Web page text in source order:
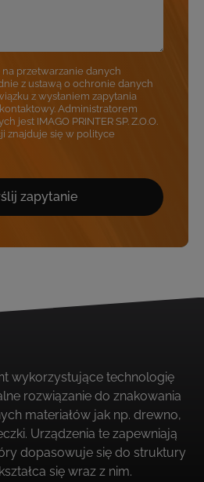
przetwarzanie danych
z ustawą o ochronie danych
z wysłaniem zapytania
Administratorem
jest IMAGO PRINTER SP. Z.O.O.
znajduje się w polityce
zapytanie
wykorzystujące technologię
rozwiązanie do znakowania
materiałów jak np. drewno,
Urządzenia te zapewniają
dopasowuje się do struktury
się wraz z nim.